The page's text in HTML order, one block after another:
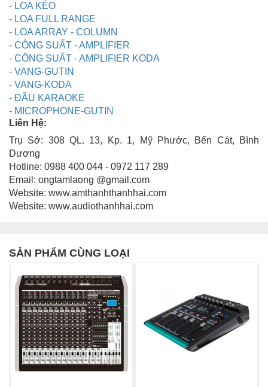
- LOA KÉO
- LOA FULL RANGE
- LOA ARRAY - COLUMN
- CÔNG SUẤT - AMPLIFIER
- CÔNG SUẤT - AMPLIFIER KODA
- VANG-GUTIN
- VANG-KODA
- ĐẦU KARAOKE
- MICROPHONE-GUTIN
Liên Hệ:
Trụ Sở: 308 QL. 13, Kp. 1, Mỹ Phước, Bến Cát, Bình
Dương
Hotline: 0988 400 044 - 0972 117 289
Email: ongtamlaong @gmail.com
Website: www.amthanhthanhhai.com
Website: www.audiothanhhai.com
SẢN PHẨM CÙNG LOẠI